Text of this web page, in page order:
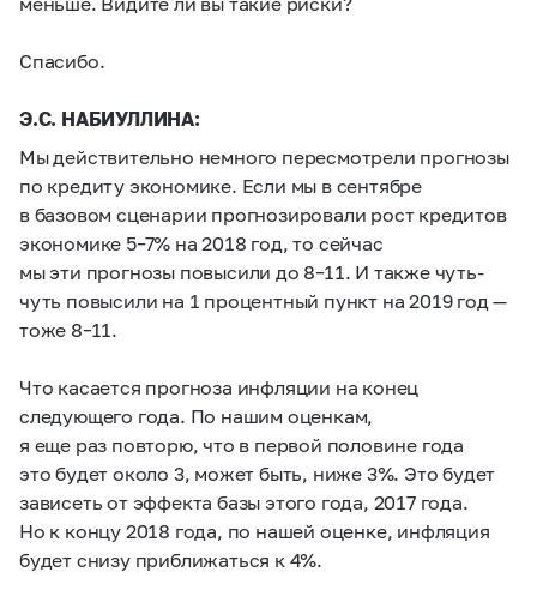
Спасибо.
Э.С. НАБИУЛЛИНА:
Мы действительно немного пересмотрели прогнозы
по кредиту экономике. Если мы в сентябре
в базовом сценарии прогнозировали рост кредитов
экономике 5–7% на 2018 год, то сейчас
мы эти прогнозы повысили до 8–11. И также чуть-
чуть повысили на 1 процентный пункт на 2019 год —
тоже 8–11.
Что касается прогноза инфляции на конец
следующего года. По нашим оценкам,
я еще раз повторю, что в первой половине года
это будет около 3, может быть, ниже 3%. Это будет
зависеть от эффекта базы этого года, 2017 года.
Но к концу 2018 года, по нашей оценке, инфляция
будет снизу приближаться к 4%.